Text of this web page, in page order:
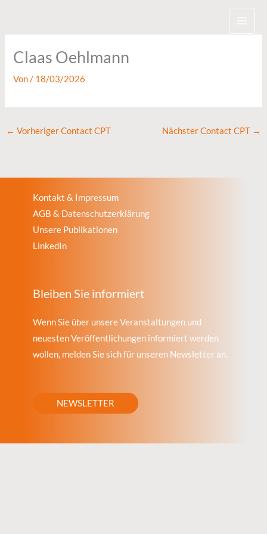
Claas Oehlmann
Von/ 18/03/2026
← Vorheriger Contact CPT Nächster Contact CPT →
Kontakt & Impressum
AGB & Datenschutzerklärung
Unsere Publikationen
LinkedIn
Bleiben Sie informiert
Wenn Sie über unsere Veranstaltungen und
neuesten Veröffentlichungen informiert werden
wollen, melden Sie sich für unseren Newsletter an.
NEWSLETTER